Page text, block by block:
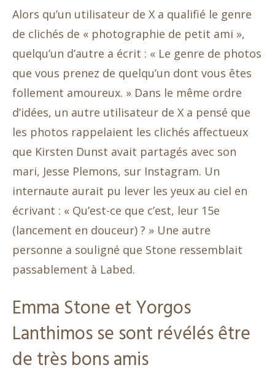
Alors qu’un utilisateur de X a qualifié le genre
de clichés de « photographie de petit ami »,
quelqu’un d’autre a écrit : « Le genre de photos
que vous prenez de quelqu’un dont vous êtes
follement amoureux. » Dans le même ordre
d’idées, un autre utilisateur de X a pensé que
les photos rappelaient les clichés affectueux
que Kirsten Dunst avait partagés avec son
mari, Jesse Plemons, sur Instagram. Un
internaute aurait pu lever les yeux au ciel en
écrivant : « Qu’est-ce que c’est, leur 15e
(lancement en douceur) ? » Une autre
personne a souligné que Stone ressemblait
passablement à Labed.
Emma Stone et Yorgos
Lanthimos se sont révélés être
de très bons amis